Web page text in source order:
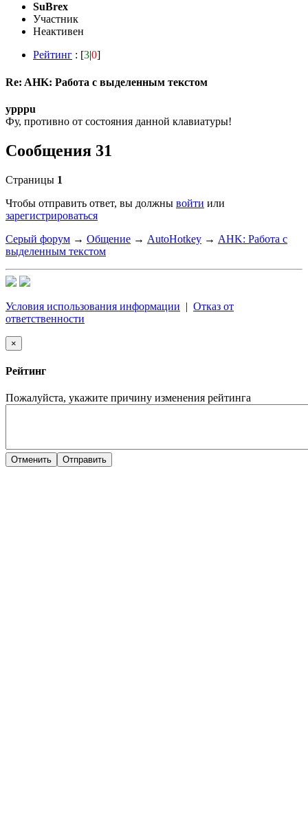
SuBrex
Участник
Неактивен
Рейтинг : [30]
Re: AHK: Работа с выделенным текстом
ypppu
Фу, противно от состояния данной клавиатуры!
Сообщения 31
Страницы 1
Чтобы отправить ответ, вы должны войти или
зарегистрироваться
Серый форум → Общение → AutoHotkey → AHK: Работа с
выделенным текстом
Условия использования информации | Отказ от
ответственности
×
Рейтинг
Пожалуйста, укажите причину изменения рейтинга
Отменить Отправить